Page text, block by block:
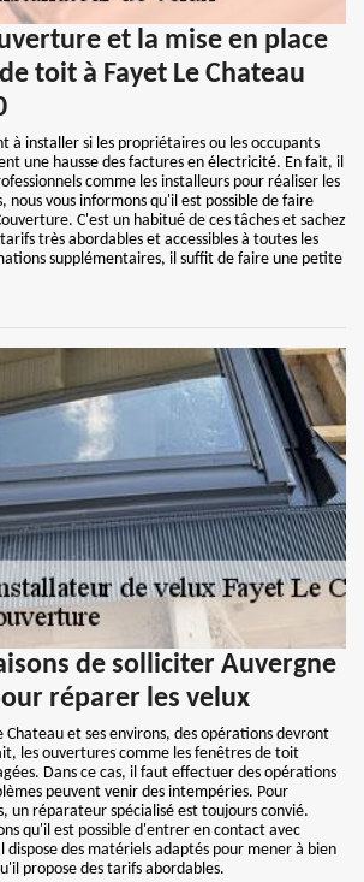
et la mise en place
toit à Fayet Le Chateau
à installer si les propriétaires ou les occupants
une hausse des factures en électricité. En fait, il
comme les installeurs pour réaliser les
nous vous informons qu'il est possible de faire
C'est un habitué de ces tâches et sachez
très abordables et accessibles à toutes les
supplémentaires, il suffit de faire une petite
de solliciter Auvergne
réparer les velux
Chateau et ses environs, des opérations devront
les ouvertures comme les fenêtres de toit
Dans ce cas, il faut effectuer des opérations
peuvent venir des intempéries. Pour
un réparateur spécialisé est toujours convié.
qu'il est possible d'entrer en contact avec
dispose des matériels adaptés pour mener à bien
propose des tarifs abordables.